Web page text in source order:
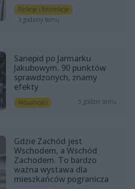
Relacje i fotorelacje
3 godziny temu
Sanepid po Jarmarku
Jakubowym. 90 punktów
sprawdzonych, znamy
efekty
Aktualności 5 godzin temu
Gdzie Zachód jest
Wschodem, a Wschód
Zachodem. To bardzo
ważna wystawa dla
mieszkańców pogranicza